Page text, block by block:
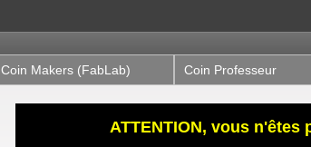
Coin Makers (FabLab) Coin Professeur
ATTENTION, vous n'êtes